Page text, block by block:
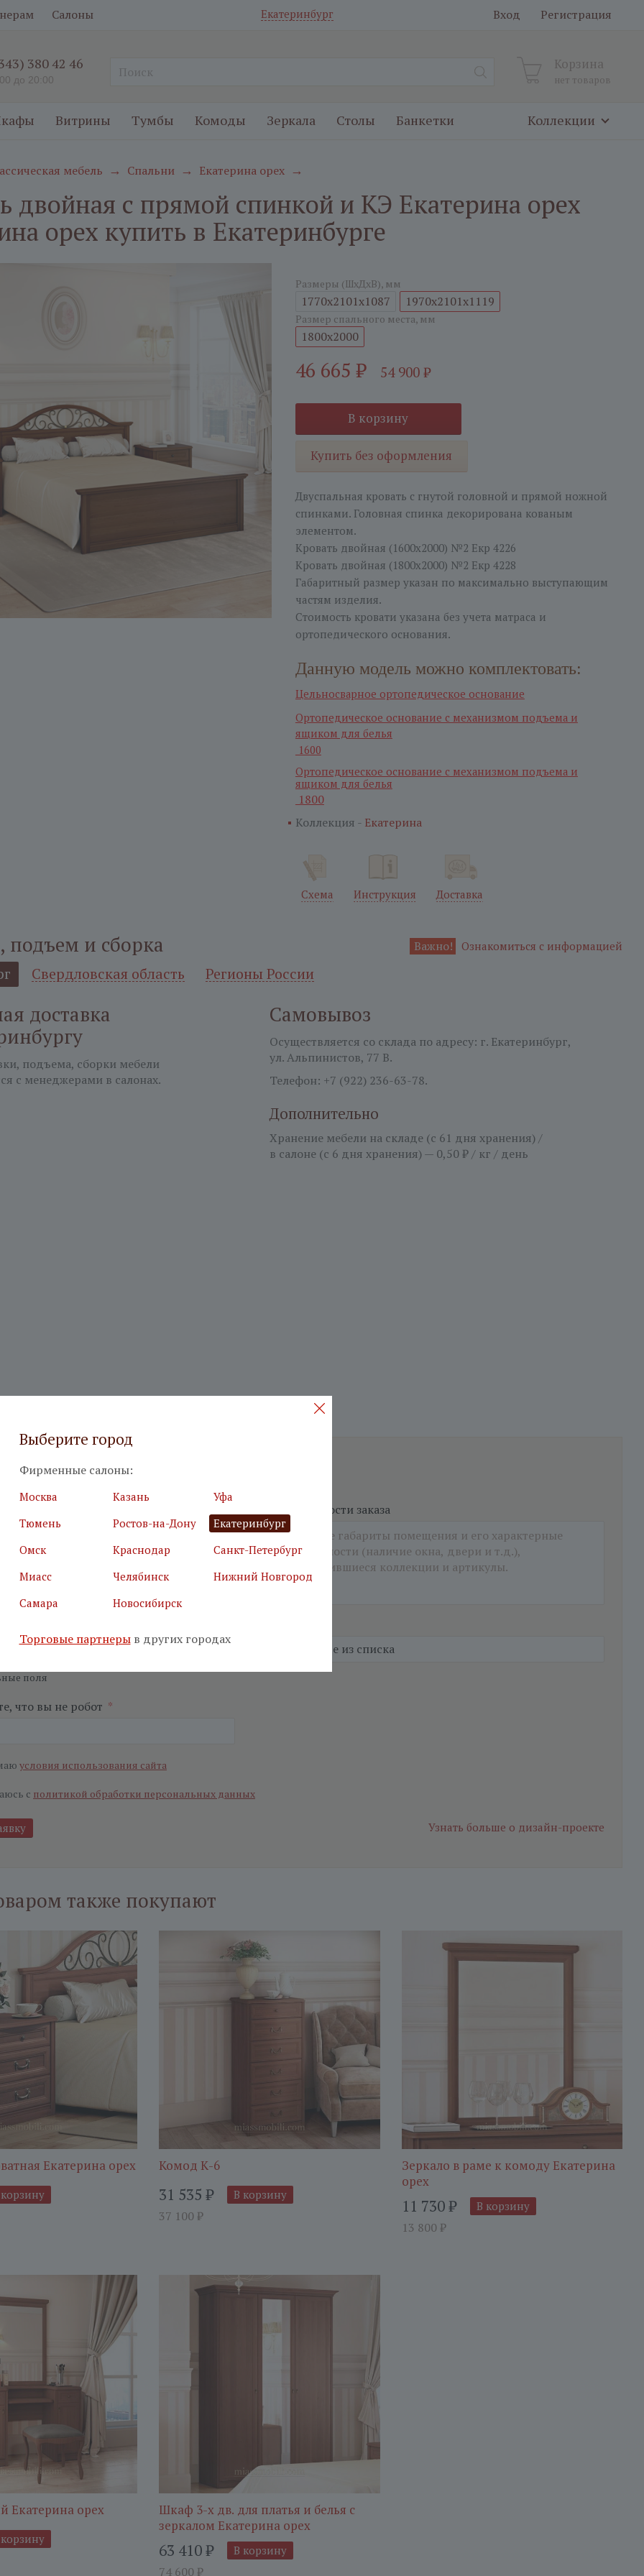
Салоны Екатеринбург Вход Регистрация
380 42 46
до 20:00
Корзина
нет товаров
Витрины Тумбы Комоды Зеркала Столы Банкетки Коллекции
мебель → Спальни → Екатерина орех →
двойная с прямой спинкой и КЭ Екатерина орех
орех купить в Екатеринбурге
Размеры (ШxДxВ), мм
1770x2101x1087 1970x2101x1119
Размер спального места, мм
1800x2000
46 665 ₽ 54 900₽
В корзину
Купить без оформления
Двуспальная кровать с гнутой головной и прямой ножной
спинками. Головная спинка декорирована кованым
элементом.
Кровать двойная (1600х2000) №2 Екр 4226
Кровать двойная (1800х2000) №2 Екр 4228
Габаритный размер указан по максимально выступающим
частям изделия.
Стоимость кровати указана без учета матраса и
ортопедического основания.
Данную модель можно комплектовать:
Цельносварное ортопедическое оcнование
Ортопедическое основание с механизмом подъема и
ящиком для белья
1600
Ортопедическое основание с механизмом подъема и
ящиком для белья
1800
Коллекция - Екатерина
Схема Инструкция Доставка
подъем и сборка Важно! Ознакомиться с информацией
Свердловская область Регионы России
доставка
подъема, сборки мебели
с менеджерами в салонах.
Самовывоз
Осуществляется со склада по адресу: г. Екатеринбург,
ул. Альпинистов, 77 В.
Телефон: +7 (922) 236-63-78.
Дополнительно
Хранение мебели на складе (с 61 дня хранения) /
в салоне (с 6 дня хранения) — 0,50 ₽ / кг / день
бесплатный дизайн-проект
почта
Подробности заказа
поля
что вы не робот *
условия использования сайта
с политикой обработки персональных данных
Узнать больше о дизайн-проекте
также покупают
Екатерина орех Комод К-6
31 535 ₽
37 100 ₽
В корзину
Зеркало в раме к комоду Екатерина
орех
11 730₽
13 800 ₽
В корзину
Екатерина орех
Шкаф 3-х дв. для платья и белья с
зеркалом Екатерина орех
63 410₽
74 600 ₽
В корзину
Выберите город
Фирменные салоны:
Москва Казань
Уфа
Тюмень
Ростов-на-Дону
Екатеринбург
Омск
Краснодар
Санкт-Петербург
Миасс
Челябинск
Нижний Новгород
Самара
Новосибирск
Торговые партнерыв других городах